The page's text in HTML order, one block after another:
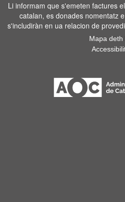
Li informam que s'emeten factures
catalan, es donades nomentatz
s'includiràn en ua relacion de
Mapa deth